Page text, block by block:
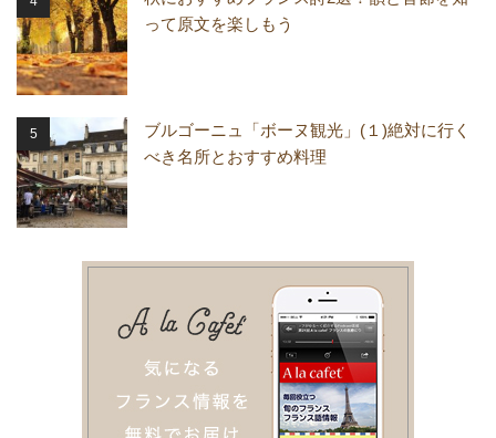
って原文を楽しもう
ブルゴーニュ「ボーヌ観光」(１)絶対に行く
べき名所とおすすめ料理